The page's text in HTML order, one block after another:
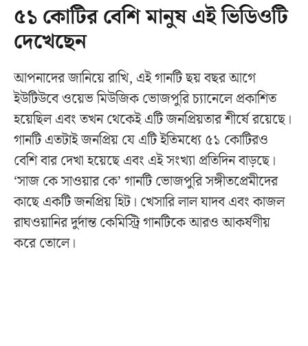
৫১ কোটির বেশি মানুষ এই ভিডিওটি
দেখেছেন
আপনাদের জানিয়ে রাখি, এই গানটি ছয় বছর আগে
ইউটিউবে ওয়েভ মিউজিক ভোজপুরি চ্যানেলে প্রকাশিত
হয়েছিল এবং তখন থেকেই এটি জনপ্রিয়তার শীর্ষে রয়েছে।
গানটি এতটাই জনপ্রিয় যে এটি ইতিমধ্যে ৫১ কোটিরও
বেশি বার দেখা হয়েছে এবং এই সংখ্যা প্রতিদিন বাড়ছে।
‘সাজ কে সাওয়ার কে’ গানটি ভোজপুরি সঙ্গীতপ্রেমীদের
কাছে একটি জনপ্রিয় হিট। খেসারি লাল যাদব এবং কাজল
রাঘওয়ানির দুর্দান্ত কেমিস্ট্রি গানটিকে আরও আকর্ষণীয়
করে তোলে।